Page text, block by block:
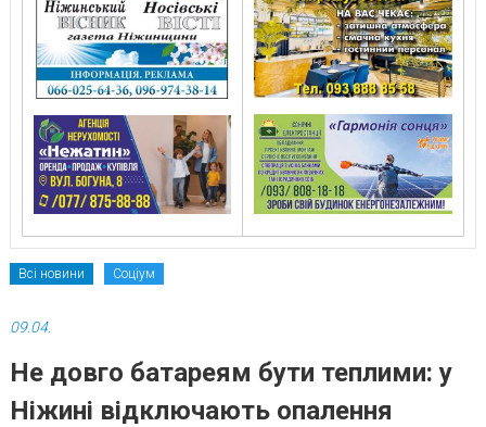
Всі новини Соціум
09.04.
Не довго батареям бути теплими: у
Ніжині відключають опалення